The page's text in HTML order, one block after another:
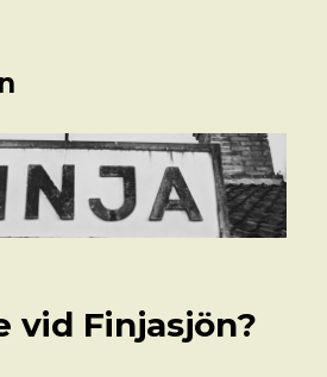
vid Finjasjön?